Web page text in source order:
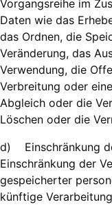
Vorgangsreihe im
Daten wie das
das Ordnen, die
Veränderung, das
Verwendung, die
Verbreitung oder
Abgleich oder die
Löschen oder die
d) Einschränkung
Einschränkung der
gespeicherter
künftige